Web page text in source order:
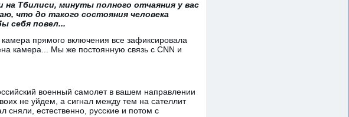
на Тбилиси, минуты полного отчаяния у вас
что до такого состояния человека
себя повел...
прямого включения все зафиксировала
камера... Мы же постоянную связь с CNN и
военный самолет в вашем направлении
не уйдем, а сигнал между тем на сателлит
сняли, естественно, русские и потом с